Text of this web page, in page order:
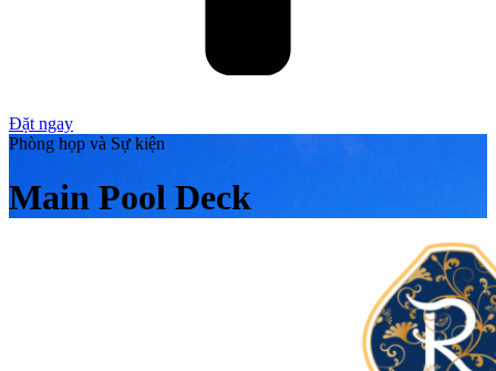
Đặt ngay
Phòng họp và Sự kiện
Main Pool Deck